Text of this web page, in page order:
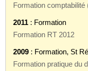
Formation comptabilité
2011 : Formation
Formation RT 2012
2009 : Formation, St
Formation pratique du